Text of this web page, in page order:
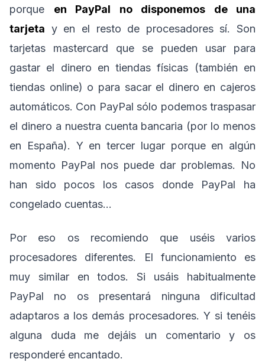
porque en PayPal no disponemos de una
tarjeta y en el resto de procesadores sí. Son
tarjetas mastercard que se pueden usar para
gastar el dinero en tiendas físicas (también en
tiendas online) o para sacar el dinero en cajeros
automáticos. Con PayPal sólo podemos traspasar
el dinero a nuestra cuenta bancaria (por lo menos
en España). Y en tercer lugar porque en algún
momento PayPal nos puede dar problemas. No
han sido pocos los casos donde PayPal ha
congelado cuentas…
Por eso os recomiendo que uséis varios
procesadores diferentes. El funcionamiento es
muy similar en todos. Si usáis habitualmente
PayPal no os presentará ninguna dificultad
adaptaros a los demás procesadores. Y si tenéis
alguna duda me dejáis un comentario y os
responderé encantado.